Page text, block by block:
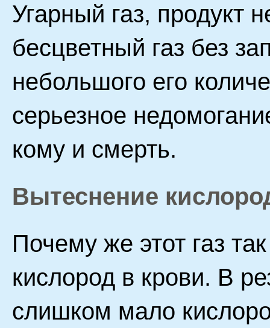
Угарный газ, продукт
бесцветный газ без
небольшого его
серьезное
кому и смерть.
Вытеснение
Почему же этот газ
кислород в крови. В
слишком мало